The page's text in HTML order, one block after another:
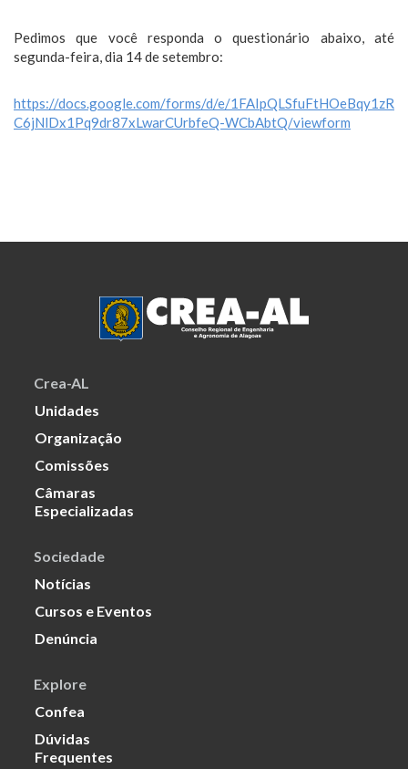
Pedimos que você responda o questionário abaixo, até
segunda-feira, dia 14 de setembro:
https://docs.google.com/forms/d/e/1FAIpQLSfuFtHOeBqy1zR
C6jNlDx1Pq9dr87xLwarCUrbfeQ-WCbAbtQ/viewform
Crea-AL
Unidades
Organização
Comissões
Câmaras
Especializadas
Sociedade
Notícias
Cursos e Eventos
Denúncia
Explore
Confea
Dúvidas
Frequentes